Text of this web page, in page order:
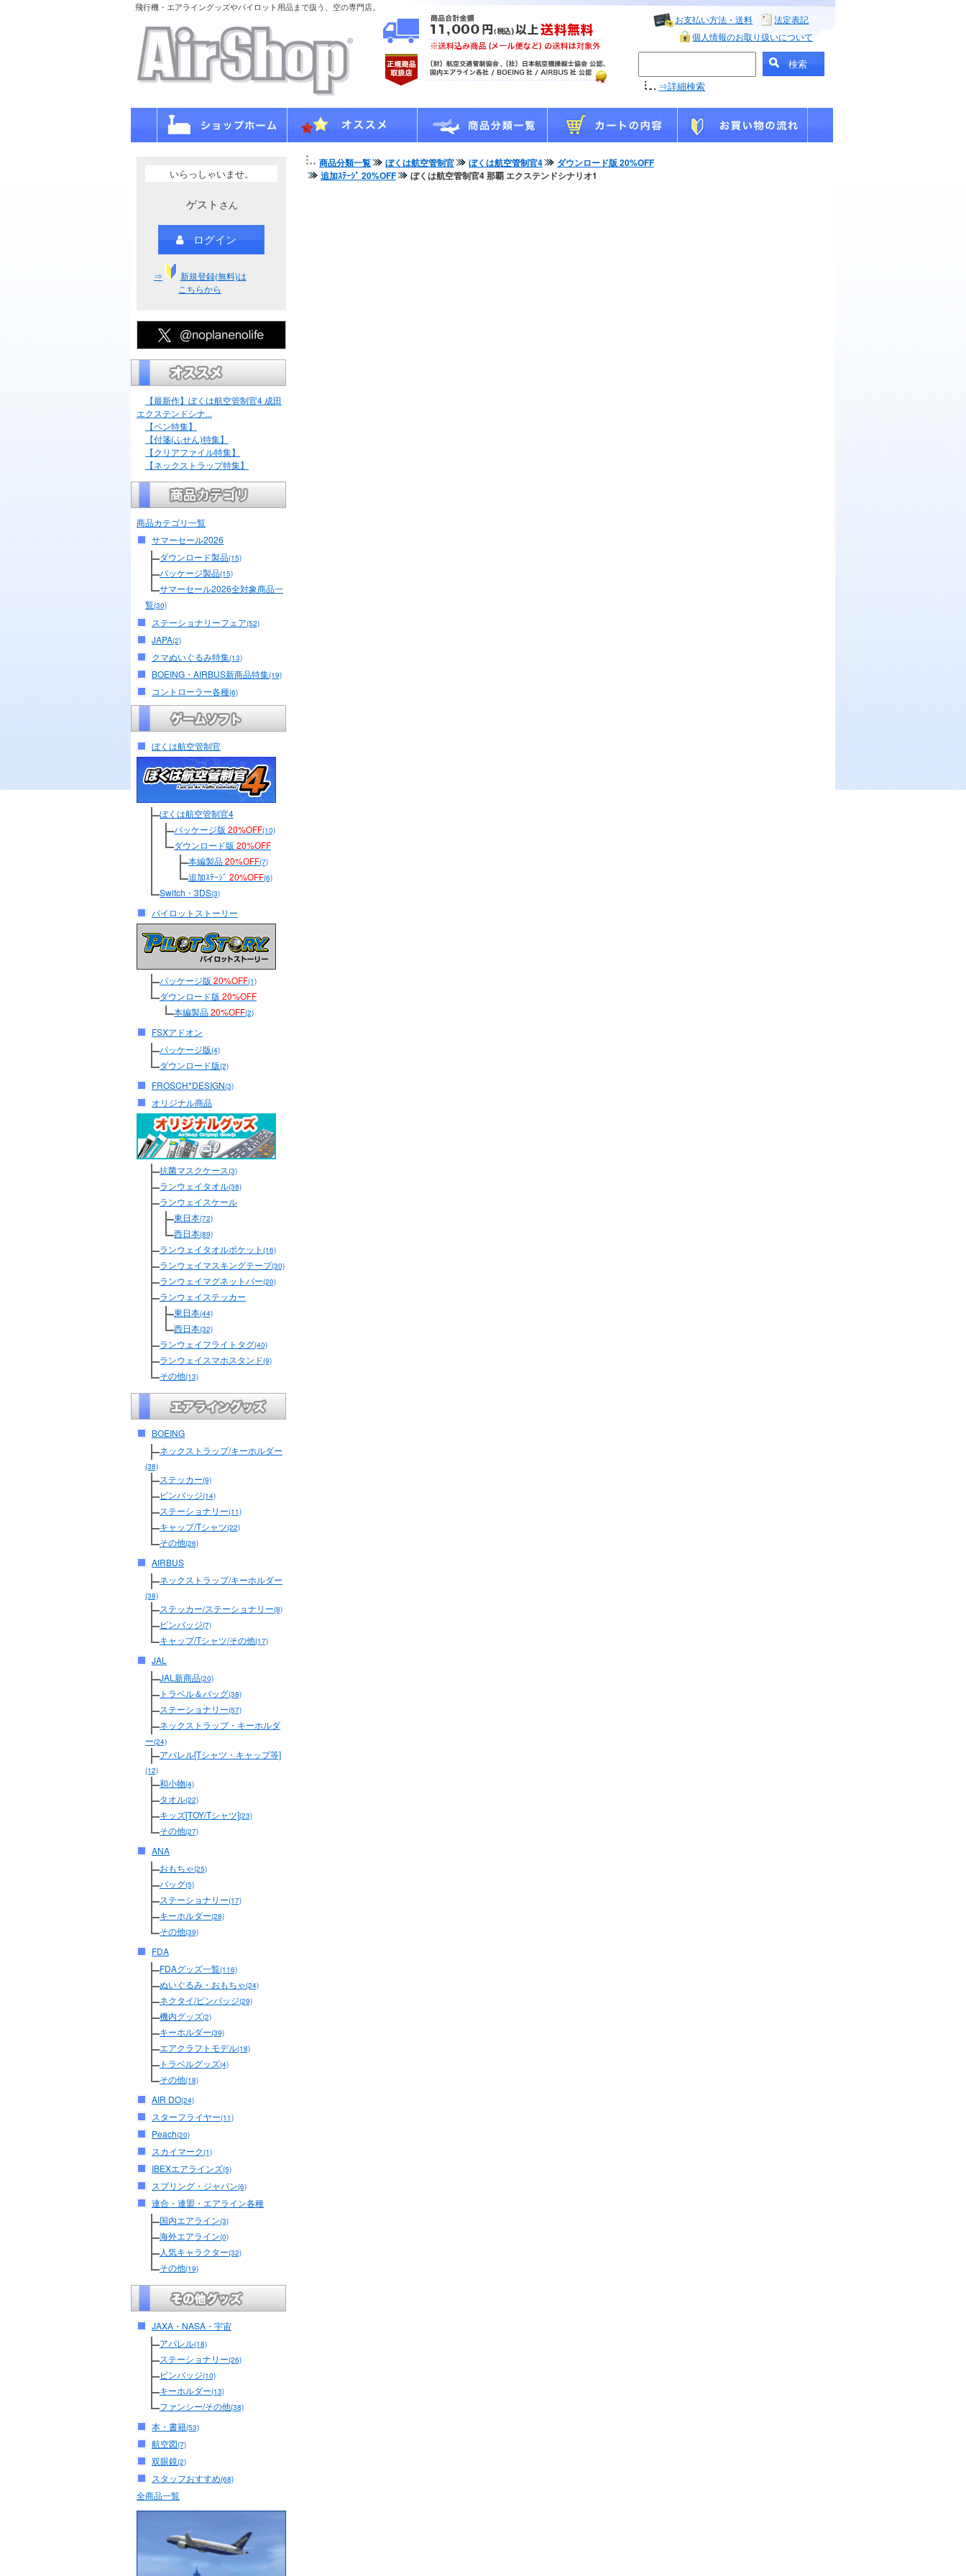
飛行機・エアライングッズやパイロット用品まで扱う、空の専門店。
お支払い方法・送料
法定表記
個人情報のお取り扱いについて
⇒詳細検索
いらっしゃいませ。
ゲスト さん
ログイン
⇒
新規登録(無料)は
こちらから
【最新作】ぼくは航空管制官4 成田
エクステンドシナ...
【ペン特集】
【付箋(ふせん)特集】
【クリアファイル特集】
【ネックストラップ特集】
商品カテゴリ一覧
サマーセール2026
ダウンロード製品(15)
パッケージ製品(15)
サマーセール2026全対象商品一
覧(30)
ステーショナリーフェア(52)
JAPA(2)
クマぬいぐるみ特集(13)
BOEING・AIRBUS新商品特集(19)
コントローラー各種(6)
ぼくは航空管制官
ぼくは航空管制官4
パッケージ版 20%OFF(10)
ダウンロード版 20%OFF
本編製品20%OFF(7)
追加ｽﾃｰｼﾞ 20%OFF(6)
Switch・3DS(3)
パイロットストーリー
パッケージ版 20%OFF(1)
ダウンロード版 20%OFF
本編製品20%OFF(2)
FSXアドオン
パッケージ版(4)
ダウンロード版(2)
FROSCH*DESIGN(3)
オリジナル商品
抗菌マスクケース(3)
ランウェイタオル(38)
ランウェイスケール
東日本(72)
西日本(89)
ランウェイタオルポケット (16)
ランウェイマスキングテープ(30)
ランウェイマグネットバー(20)
ランウェイステッカー
東日本(44)
西日本(32)
ランウェイフライトタグ(40)
ランウェイスマホスタンド(9)
その他(13)
BOEING
ネックストラップ/キーホルダー
(38)
ステッカー(9)
ピンバッジ(14)
ステーショナリー(11)
キャップ/Tシャツ(22)
その他(26)
AIRBUS
ネックストラップ/キーホルダー
(38)
ステッカー/ステーショナリー(8)
ピンバッジ(7)
キャップ/Tシャツ/その他(17)
JAL
JAL新商品(20)
トラベル＆バッグ(38)
ステーショナリー(57)
ネックストラップ・キーホルダ
ー(24)
アパレル[Tシャツ・キャップ等]
(12)
和小物(4)
タオル(22)
キッズ[TOY/Tシャツ](23)
その他(27)
ANA
おもちゃ(25)
バッグ(5)
ステーショナリー(17)
キーホルダー(28)
その他(39)
FDA
FDAグッズ一覧(116)
ぬいぐるみ・おもちゃ(24)
ネクタイ/ピンバッジ(29)
機内グッズ(2)
キーホルダー(39)
エアクラフトモデル(18)
トラベルグッズ(4)
その他(18)
AIR DO(24)
スターフライヤー(11)
Peach(20)
スカイマーク(1)
IBEXエアラインズ(5)
スプリング・ジャパン(6)
連合・連盟・エアライン各種
国内エアライン(3)
海外エアライン(0)
人気キャラクター(32)
その他(19)
JAXA・NASA・宇宙
アパレル(18)
ステーショナリー(26)
ピンバッジ(10)
キーホルダー(13)
ファンシー/その他(38)
本・書籍(53)
航空図(7)
双眼鏡(2)
スタッフおすすめ(68)
全商品一覧
商品分類一覧 ぼくは航空管制官 ぼくは航空管制官4
ダウンロード版 20%OFF
追加ｽﾃｰｼﾞ 20%OFF
ぼくは航空管制官4 那覇 エクステンドシナリオ1